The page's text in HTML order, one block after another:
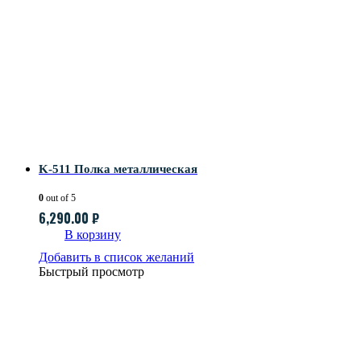
K-511 Полка металлическая
0 out of 5
6,290.00 ₽
В корзину
Добавить в список желаний
Быстрый просмотр